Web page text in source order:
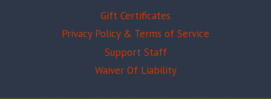
Gift Certificates
Privacy Policy & Terms of Service
Support Staff
Waiver Of Liability